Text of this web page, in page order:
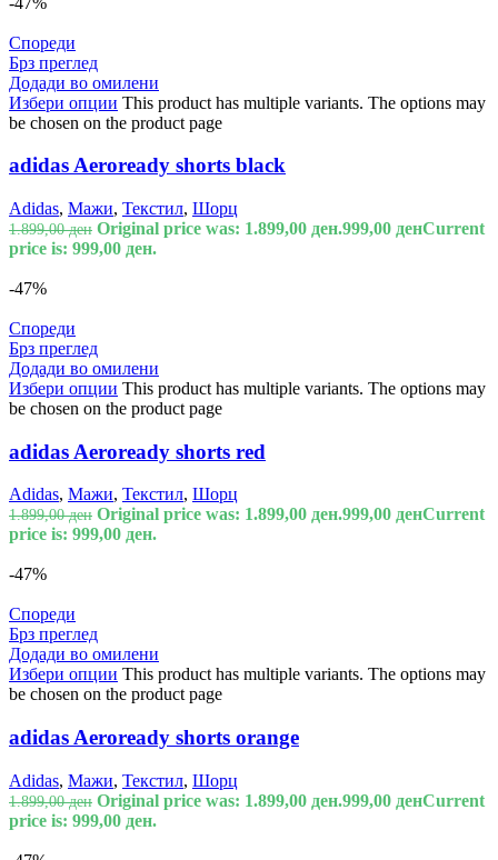
Спореди
Брз преглед
Додади во омилени
Избери опции This product has multiple variants. The options may
be chosen on the product page
adidas Aeroready shorts black
Adidas, Мажи, Текстил, Шорц
1.899,00ден Original price was: 1.899,00 ден.999,00 денCurrent
price is: 999,00 ден.
-47%
Спореди
Брз преглед
Додади во омилени
Избери опции This product has multiple variants. The options may
be chosen on the product page
adidas Aeroready shorts red
Adidas, Мажи, Текстил, Шорц
1.899,00ден Original price was: 1.899,00 ден.999,00 денCurrent
price is: 999,00 ден.
-47%
Спореди
Брз преглед
Додади во омилени
Избери опции This product has multiple variants. The options may
be chosen on the product page
adidas Aeroready shorts orange
Adidas, Мажи, Текстил, Шорц
1.899,00ден Original price was: 1.899,00 ден.999,00 денCurrent
price is: 999,00 ден.